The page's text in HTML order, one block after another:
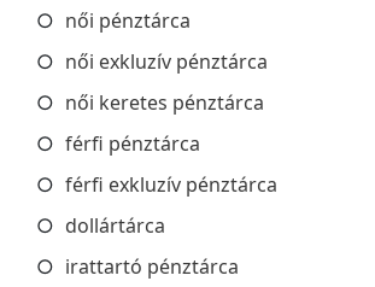
női pénztárca
női exkluzív pénztárca
női keretes pénztárca
férfi pénztárca
férfi exkluzív pénztárca
dollártárca
irattartó pénztárca